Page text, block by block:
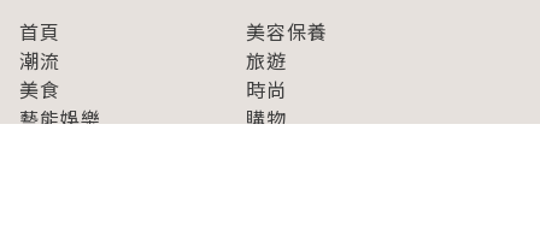
首頁
美容保養
潮流
旅遊
美食
時尚
藝能娛樂
購物